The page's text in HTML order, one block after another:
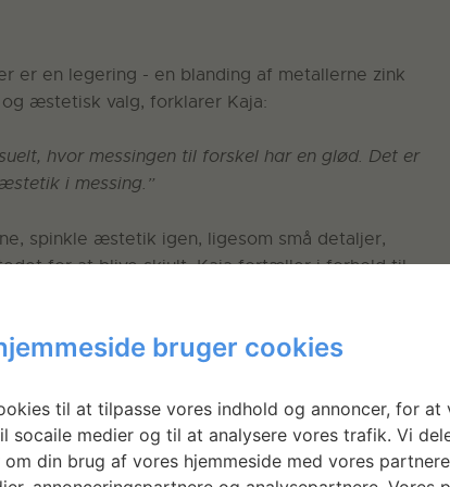
er en legering ­- en blanding af metallerne zink
æstetisk valg, forklarer Kaja:
hvor messingen til forskel har en glød. Det er
i messing.”
spinkle æstetik igen, ligesom små detaljer,
for at blive skjult. Kaja fortæller i forhold til
måske normalt vil gøre. Jeg synes, det er
og finde forskellige løsninger til at koble
bruger cookies
til at tilpasse vores indhold og annoncer, for at
socaile medier og til at analysere vores trafik. Vi
din brug af vores hjemmeside med vores